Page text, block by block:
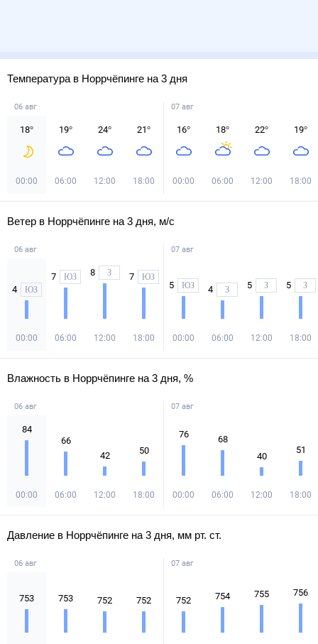
Температура в Норрчёпинге на 3 дня
06 авг
18°
00:00
19°
06:00
24°
12:00
21°
18:00
07 авг
16°
00:00
18°
06:00
22°
12:00
19°
18:00
Ветер в Норрчёпинге на 3 дня, м/с
06 авг
4 ЮЗ
00:00
7 ЮЗ
06:00
8 З
12:00
7 ЮЗ
18:00
07 авг
5 ЮЗ
00:00
4 З
06:00
5 З
12:00
5 З
18:00
Влажность в Норрчёпинге на 3 дня, %
06 авг
84
00:00
66
06:00
42
12:00
50
18:00
07 авг
76
00:00
68
06:00
40
12:00
51
18:00
Давление в Норрчёпинге на 3 дня, мм рт. ст.
06 авг
753 753 752 752
07 авг
752 754 755 756